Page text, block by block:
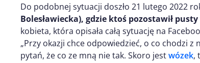
Do podobnej sytuacji doszło 21 lutego 2022
Bolesławiecka), gdzie ktoś pozostawił
kobieta, która opisała całą sytuację na
„Przy okazji chce odpowiedzieć, o co chodzi
pytań, że co ze mną nie tak. Skoro jestwózek,